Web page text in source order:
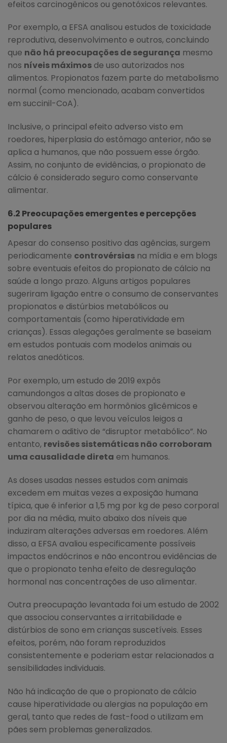
efeitos carcinogênicos ou genotóxicos relevantes.
Por exemplo, a EFSA analisou estudos de toxicidade
reprodutiva, desenvolvimento e outros, concluindo
que não há preocupações de segurança mesmo
nos níveis máximos de uso autorizados nos
alimentos. Propionatos fazem parte do metabolismo
normal (como mencionado, acabam convertidos
em succinil-CoA).
Inclusive, o principal efeito adverso visto em
roedores, hiperplasia do estômago anterior, não se
aplica a humanos, que não possuem esse órgão.
Assim, no conjunto de evidências, o propionato de
cálcio é considerado seguro como conservante
alimentar.
6.2 Preocupações emergentes e percepções
populares
Apesar do consenso positivo das agências, surgem
periodicamente controvérsias na mídia e em blogs
sobre eventuais efeitos do propionato de cálcio na
saúde a longo prazo. Alguns artigos populares
sugeriram ligação entre o consumo de conservantes
propionatos e distúrbios metabólicos ou
comportamentais (como hiperatividade em
crianças). Essas alegações geralmente se baseiam
em estudos pontuais com modelos animais ou
relatos anedóticos.
Por exemplo, um estudo de 2019 expôs
camundongos a altas doses de propionato e
observou alteração em hormônios glicêmicos e
ganho de peso, o que levou veículos leigos a
chamarem o aditivo de “disruptor metabólico”. No
entanto, revisões sistemáticas não corroboram
uma causalidade direta em humanos.
As doses usadas nesses estudos com animais
excedem em muitas vezes a exposição humana
típica, que é inferior a 1,5 mg por kg de peso corporal
por dia na média, muito abaixo dos níveis que
induziram alterações adversas em roedores. Além
disso, a EFSA avaliou especificamente possíveis
impactos endócrinos e não encontrou evidências de
que o propionato tenha efeito de desregulação
hormonal nas concentrações de uso alimentar.
Outra preocupação levantada foi um estudo de 2002
que associou conservantes a irritabilidade e
distúrbios de sono em crianças suscetíveis. Esses
efeitos, porém, não foram reproduzidos
consistentemente e poderiam estar relacionados a
sensibilidades individuais.
Não há indicação de que o propionato de cálcio
cause hiperatividade ou alergias na população em
geral, tanto que redes de fast-food o utilizam em
pães sem problemas generalizados.